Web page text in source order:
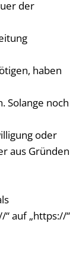
der
haben
Solange noch
oder
aus Gründen
auf „https://“